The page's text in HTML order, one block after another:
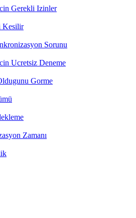
Gerekli Izinler
Kesilir
Sorunu
Ucretsiz Deneme
Gorme
Zamanı